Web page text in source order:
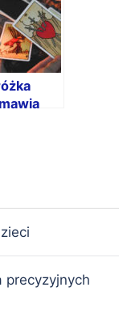
precyzyjnych